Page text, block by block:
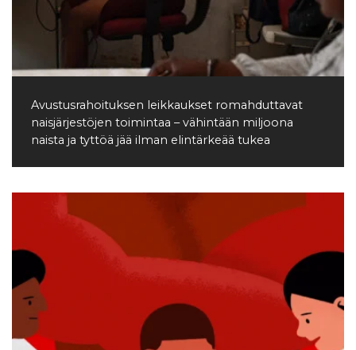
Avustusrahoituksen leikkaukset romahduttavat
naisjärjestöjen toimintaa – vähintään miljoona
naista ja tyttöä jää ilman elintärkeää tukea